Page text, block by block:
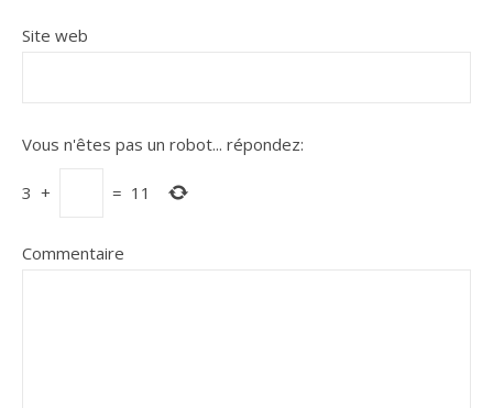
Site web
Vous n'êtes pas un robot... répondez:
3 + = 11
Commentaire